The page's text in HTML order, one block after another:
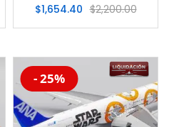
$2,200.00
$1,654.40
-20%
- 25%